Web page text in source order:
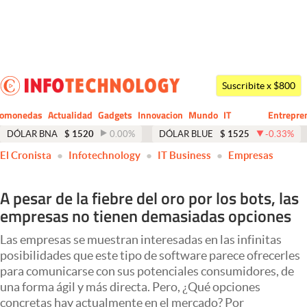
Dólar
Economía y Política
Finanzas y Mercados
Columnistas
Otras secciones
Apertura
Suscribite x $800
Actualidad Gadgets Innovacion Mundo
CIO
IT
Business
DÓLAR BNA $ 1520 0.00% DÓLAR BLUE $ 1525 -0.33%
El Cronista Infotechnology IT Business Empresas
A pesar de la fiebre del oro por los bots, las
empresas no tienen demasiadas opciones
Las empresas se muestran interesadas en las infinitas
posibilidades que este tipo de software parece ofrecerles
para comunicarse con sus potenciales consumidores, de
una forma ágil y más directa. Pero, ¿Qué opciones
concretas hay actualmente en el mercado? Por